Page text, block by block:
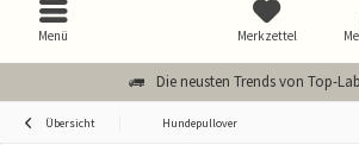
Die neusten Trends von Top-
Merkzettel
Menü
Übersicht Hundepullover